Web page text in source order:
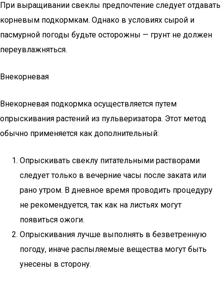
При выращивании свеклы предпочтение следует отдавать
корневым подкормкам. Однако в условиях сырой и
пасмурной погоды будьте осторожны — грунт не должен
переувлажняться.
Внекорневая
Внекорневая подкормка осуществляется путем
опрыскивания растений из пульверизатора. Этот метод
обычно применяется как дополнительный:
Опрыскивать свеклу питательными растворами
следует только в вечерние часы после заката или
рано утром. В дневное время проводить процедуру
не рекомендуется, так как на листьях могут
появиться ожоги.
Опрыскивания лучше выполнять в безветренную
погоду, иначе распыляемые вещества могут быть
унесены в сторону.